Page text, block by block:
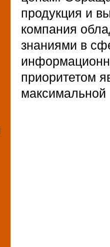
продукция и
компания
знаниями в
приоритетом
максимальной